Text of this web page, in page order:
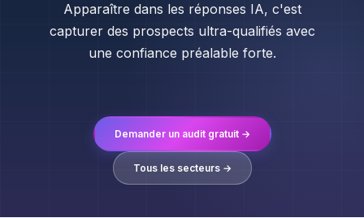
Apparaître dans les réponses IA, c'est
capturer des prospects ultra-qualifiés avec
une confiance préalable forte.
Demander un audit gratuit →
Tous les secteurs →